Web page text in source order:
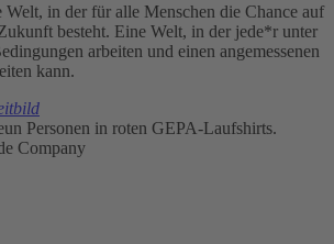
Welt, in der für alle Menschen die Chance auf
besteht. Eine Welt, in der jede*r unter
arbeiten und einen angemessenen
kann.
Company